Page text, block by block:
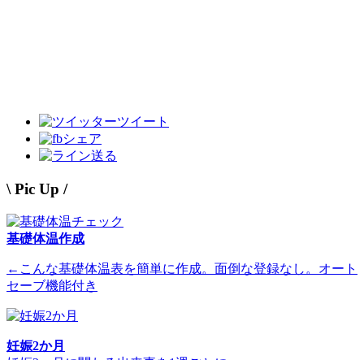
ツイート
シェア
送る
\ Pic Up /
基礎体温作成
←こんな基礎体温表を簡単に作成。面倒な登録なし。オート
セーブ機能付き
妊娠2か月